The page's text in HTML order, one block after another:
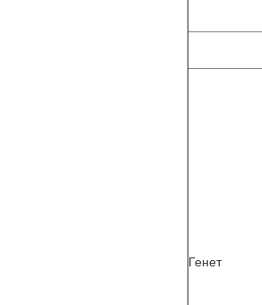
Генет